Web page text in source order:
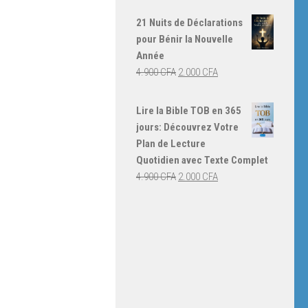
initial
était :
actuel
est :
3.000 CFA.
21 Nuits de Déclarations
pour Bénir la Nouvelle
Année
4.900CFA Le
initial
4.900 CFA.
2.000 CFALe
actuel
est :
2.000 CFA.
Lire la Bible TOB en 365
jours: Découvrez Votre
Plan de Lecture
Quotidien avec Texte Complet
4.900CFA Le
2.000 CFALe